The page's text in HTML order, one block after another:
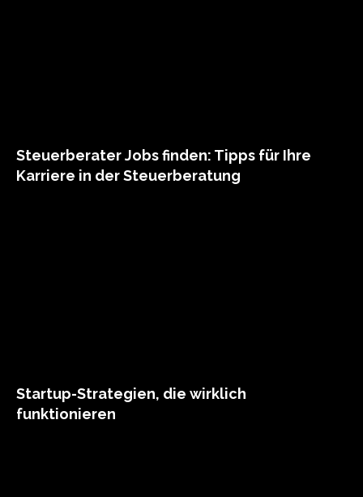
Steuerberater Jobs finden: Tipps für Ihre
Karriere in der Steuerberatung
Startup-Strategien, die wirklich
funktionieren